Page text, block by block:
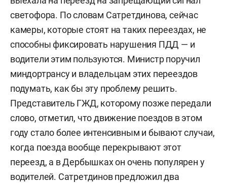
светофора. По словам Сатретдинова, сейчас
камеры, которые стоят на таких переездах, не
способны фиксировать нарушения ПДД — и
водители этим пользуются. Министр поручил
миндортрансу и владельцам этих переездов
подумать, как бы эту проблему решить.
Представитель ГЖД, которому позже передали
слово, отметил, что движение поездов в этом
году стало более интенсивным и бывают случаи,
когда поезда вообще перекрывают этот
переезд, а в Дербышках он очень популярен у
водителей. Сатретдинов предложил два